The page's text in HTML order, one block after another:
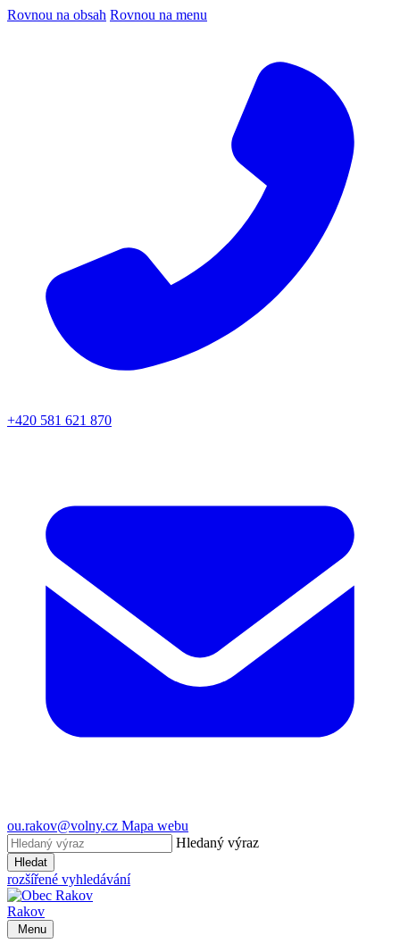
Rovnou na obsah Rovnou na menu
+420 581 621 870
ou.rakov@volny.cz Mapa webu
Hledaný výraz
Hledat
rozšířené vyhledávání
Rakov
Menu